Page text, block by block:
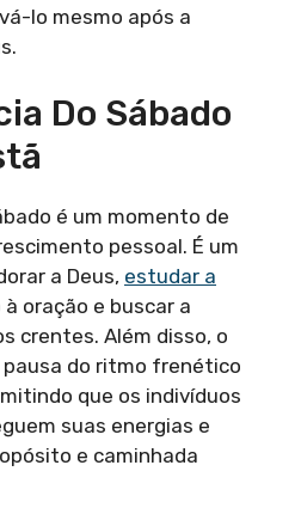
lo mesmo após a
Do Sábado
é um momento de
pessoal. É um
a Deus, estudar a
oração e buscar a
crentes. Além disso, o
do ritmo frenético
que os indivíduos
suas energias e
e caminhada